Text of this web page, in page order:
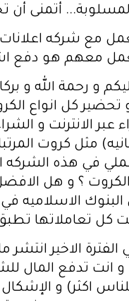
أتمنى أن
مع شركه
معهم هو دفع
كل انواع
عبر الانترنت و
مثل كروت
في هذه الشركه
الكروت ؟ و هل
الاسلاميه
كل تعاملاتها
الاخير
و انت تدفع المال